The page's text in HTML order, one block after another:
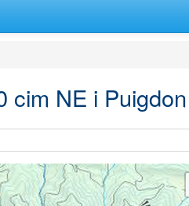
cim NE i